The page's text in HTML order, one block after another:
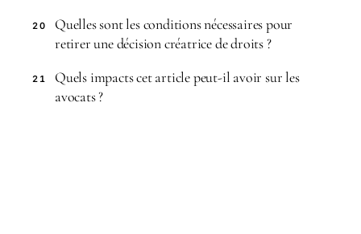
20
Quelles sont les conditions nécessaires pour
retirer une décision créatrice de droits ?
21
Quels impacts cet article peut-il avoir sur les
avocats ?